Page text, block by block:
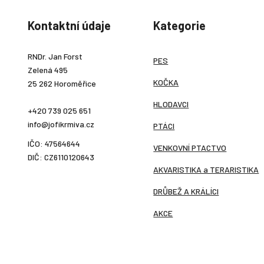
Kontaktní údaje
RNDr. Jan Forst
Zelená 495
25 262 Horoměřice
+420 739 025 651
info@jofikrmiva.cz
IČO: 47564644
DIČ: CZ6110120643
Kategorie
PES
KOČKA
HLODAVCI
PTÁCI
VENKOVNÍ PTACTVO
AKVARISTIKA a TERARISTIKA
DRŮBEŽ A KRÁLÍCI
AKCE